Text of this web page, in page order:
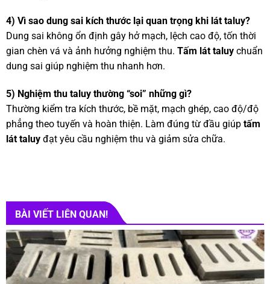
4) Vì sao dung sai kích thước lại quan trọng khi lát taluy?
Dung sai không ổn định gây hở mạch, lệch cao độ, tốn thời
gian chèn vá và ảnh hưởng nghiệm thu. Tấm lát taluychuẩn
dung sai giúp nghiệm thu nhanh hơn.
5) Nghiệm thu taluy thường “soi” những gì?
Thường kiểm tra kích thước, bề mặt, mạch ghép, cao độ/độ
phẳng theo tuyến và hoàn thiện. Làm đúng từ đầu giúp tấm
lát taluyđạt yêu cầu nghiệm thu và giảm sửa chữa.
BÀI VIẾT LIÊN QUAN!